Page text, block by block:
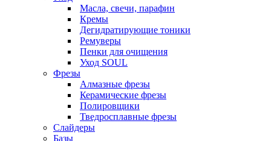
Масла, свечи, парафин
Кремы
Дегидратирующие тоники
Ремуверы
Пенки для очищения
Уход SOUL
Фрезы
Алмазные фрезы
Керамические фрезы
Полировщики
Тведросплавные фрезы
Слайдеры
Базы